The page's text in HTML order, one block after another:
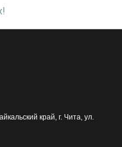
край, г. Чита, ул.